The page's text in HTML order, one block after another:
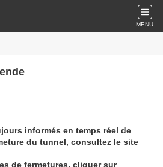
MENU
informés en temps réel de
du tunnel, consultez le site
de fermetures, cliquer sur